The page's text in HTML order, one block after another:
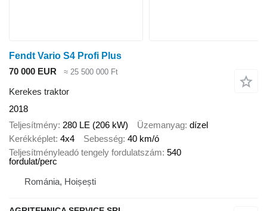
Fendt Vario S4 Profi Plus
70 000 EUR
≈ 25 500 000 Ft
Kerekes traktor
2018
Teljesítmény 280 LE (206 kW) Üzemanyag dízel
Kerékképlet 4x4 Sebesség 40 km/ó
Teljesítményleadó tengely fordulatszám 540
fordulat/perc
Románia, Hoișești